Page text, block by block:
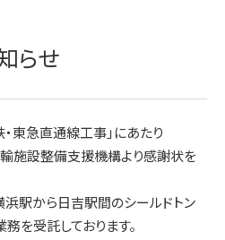
らせ
東急直通線工事」にあたり
施設整備支援機構より感謝状を
浜駅から日吉駅間のシールドトン
を受託しております。